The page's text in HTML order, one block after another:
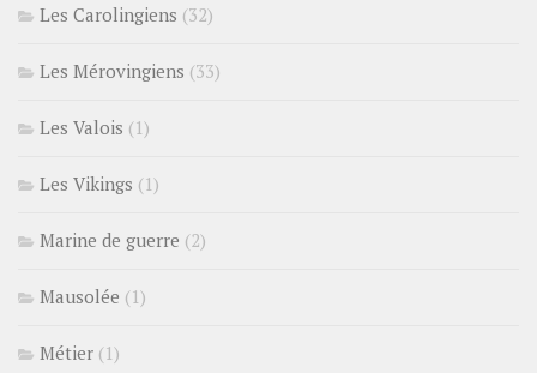
Les Carolingiens (32)
Les Mérovingiens (33)
Les Valois (1)
Les Vikings (1)
Marine de guerre (2)
Mausolée (1)
Métier (1)